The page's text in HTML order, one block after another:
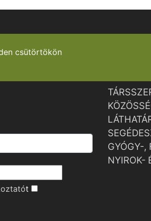
csütörtökön
t
GYÓGY-,
NYIROK-